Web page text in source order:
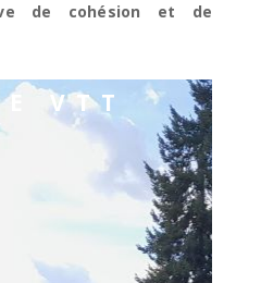
de cohésion et de
VTT